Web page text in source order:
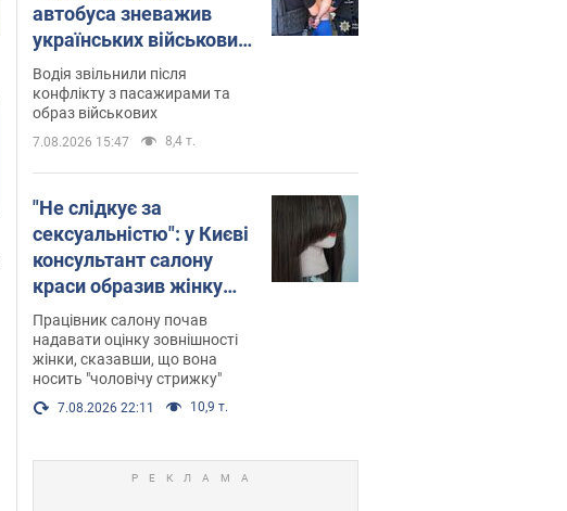
автобуса зневажив
українських військових
і поплатився. Відео
Водія звільнили після
конфлікту з пасажирами та
образ військових
7.08.2026 15:47 8,4 т.
"Не слідкує за
сексуальністю": у Києві
консультант салону
краси образив жінку
після хімієтерапії,
розгорівся скандал.
Фото
Працівник салону почав
надавати оцінку зовнішності
жінки, сказавши, що вона
носить "чоловічу стрижку"
7.08.2026 22:11 10,9 т.